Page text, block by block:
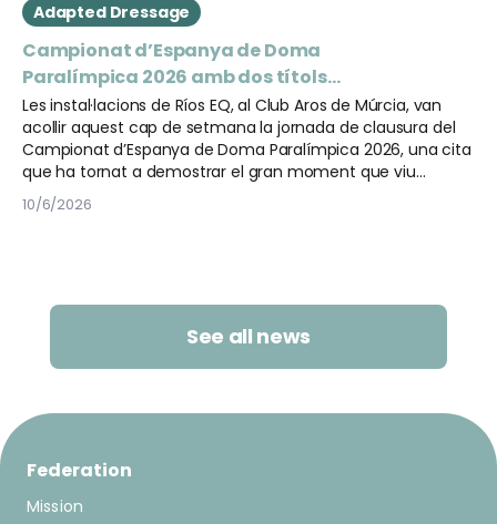
Adapted Dressage
Campionat d’Espanya de Doma
Paralímpica 2026 amb dos títols
nacionals
Les instal·lacions de Ríos EQ, al Club Aros de Múrcia, van
acollir aquest cap de setmana la jornada de clausura del
Campionat d’Espanya de Doma Paralímpica 2026, una cita
que ha tornat a demostrar el gran moment que viu
aquesta disciplina i que ha tingut un marcat accent català
en el repartiment de medalles.
10/6/2026
See all news
Federation
Mission